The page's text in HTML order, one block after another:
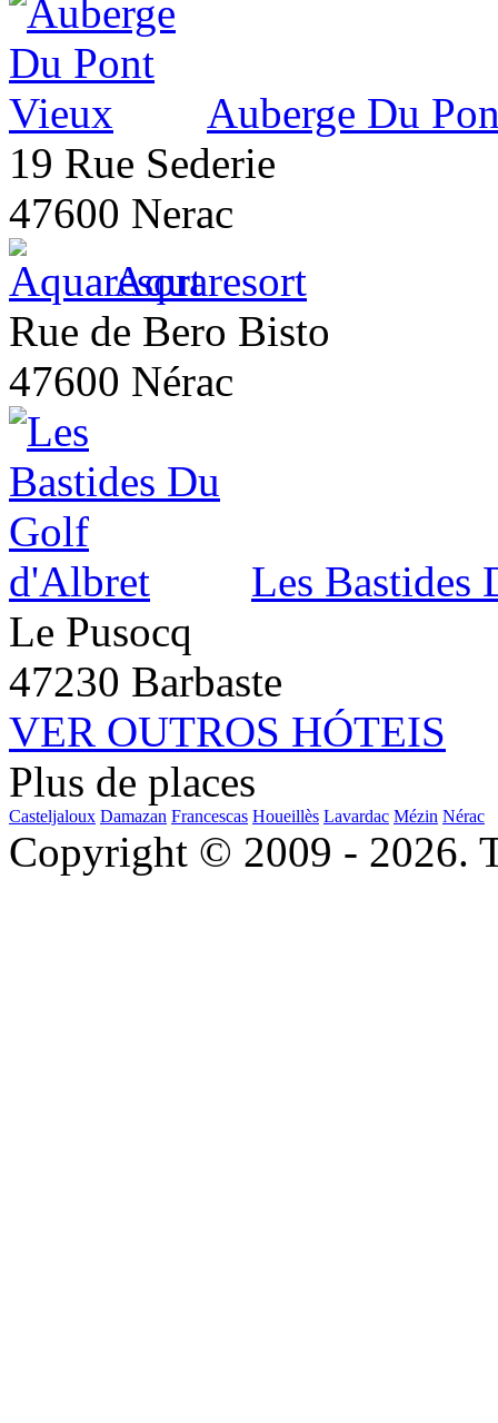
Auberge Du
19 Rue Sederie
47600 Nerac
Aquaresort
Rue de Bero Bisto
47600 Nérac
Les
Le Pusocq
47230 Barbaste
VER OUTROS HÓTEIS
Plus de places
Casteljaloux Damazan Francescas Houeillès Lavardac Mézin Nérac
Copyright © 2009 - 2026.